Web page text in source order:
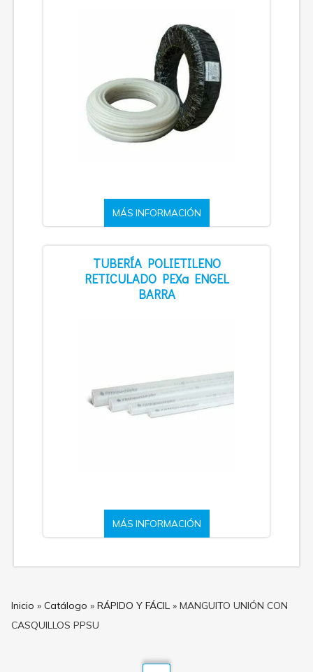
MÁS INFORMACIÓN
TUBERÍA POLIETILENO
RETICULADO PEXa ENGEL
BARRA
MÁS INFORMACIÓN
Inicio » Catálogo » RÁPIDO Y FÁCIL » MANGUITO UNIÓN CON
CASQUILLOS PPSU